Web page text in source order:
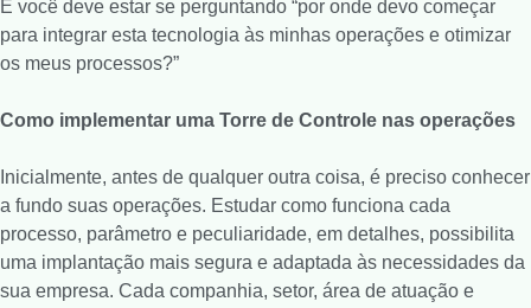
E você deve estar se perguntando “por onde devo começar
para integrar esta tecnologia às minhas operações e otimizar
os meus processos?”
Como implementar uma Torre de Controle nas operações
Inicialmente, antes de qualquer outra coisa, é preciso conhecer
a fundo suas operações. Estudar como funciona cada
processo, parâmetro e peculiaridade, em detalhes, possibilita
uma implantação mais segura e adaptada às necessidades da
sua empresa. Cada companhia, setor, área de atuação e